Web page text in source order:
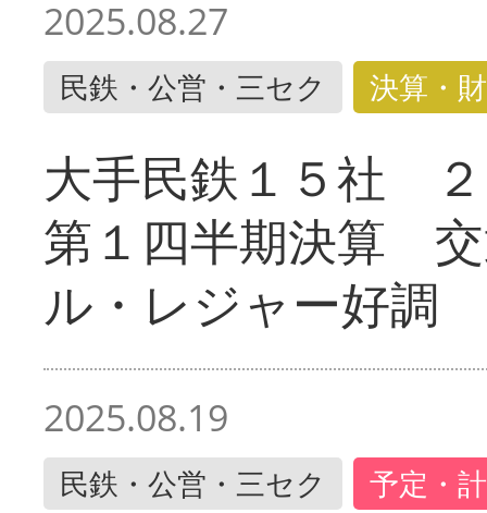
2025.08.27
民鉄・公営・三セク 決算・
大手民鉄１５社
第１四半期決算
ル・レジャー好調
2025.08.19
民鉄・公営・三セク 予定・